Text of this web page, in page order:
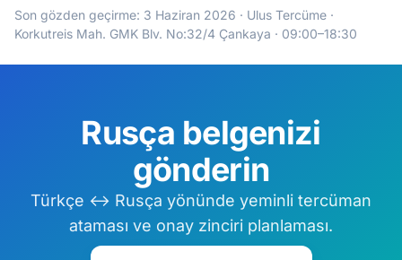
Son gözden geçirme: 3 Haziran 2026 · Ulus Tercüme ·
Korkutreis Mah. GMK Blv. No:32/4 Çankaya · 09:00–18:30
Rusça belgenizi
gönderin
Türkçe ↔ Rusça yönünde yeminli tercüman
ataması ve onay zinciri planlaması.